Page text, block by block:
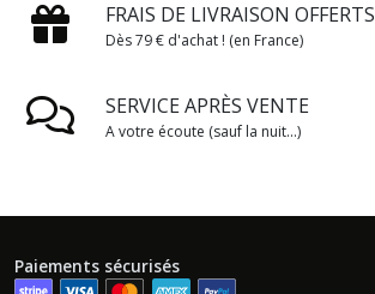
FRAIS DE LIVRAISON OFFERTS
Dès 79 € d'achat ! (en France)
SERVICE APRÈS VENTE
A votre écoute (sauf la nuit...)
Paiements sécurisés